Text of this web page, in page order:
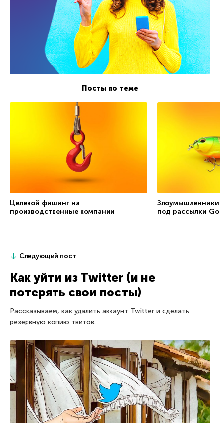
Посты по теме
Целевой фишинг на
производственные компании
под рассылки
Следующий пост
Как уйти из Twitter (и не
потерять свои посты)
Рассказываем, как удалить аккаунт Twitter и сделать
резервную копию твитов.